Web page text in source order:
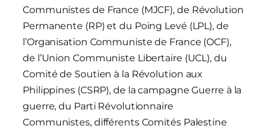
Communistes de France (MJCF), de Révolution
Permanente (RP) et du Poing Levé (LPL), de
l’Organisation Communiste de France (OCF),
de l’Union Communiste Libertaire (UCL), du
Comité de Soutien à la Révolution aux
Philippines (CSRP), de la campagne Guerre à la
guerre, du Parti Révolutionnaire
Communistes, différents Comités Palestine